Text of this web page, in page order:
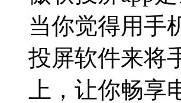
当你觉得用手
投屏软件来将
上，让你畅